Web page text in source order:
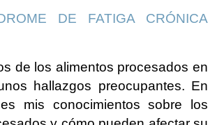
DE FATIGA CRÓNICA
de los alimentos procesados en
hallazgos preocupantes. En
mis conocimientos sobre los